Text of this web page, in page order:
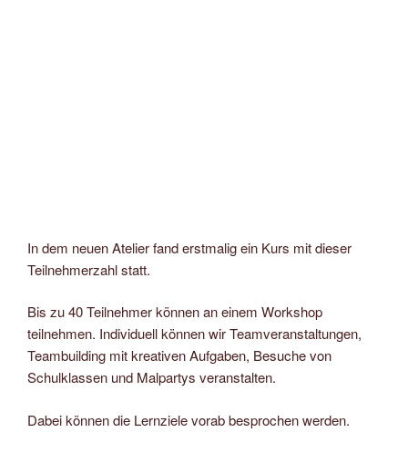
In dem neuen Atelier fand erstmalig ein Kurs mit dieser
Teilnehmerzahl statt.
Bis zu 40 Teilnehmer können an einem Workshop
teilnehmen. Individuell können wir Teamveranstaltungen,
Teambuilding mit kreativen Aufgaben, Besuche von
Schulklassen und Malpartys veranstalten.
Dabei können die Lernziele vorab besprochen werden.